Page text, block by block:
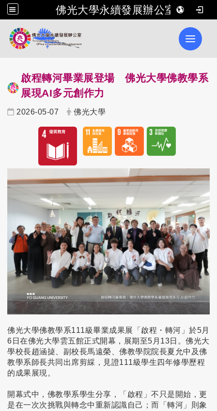
佛光大學永續發展辦公室
Toggle
啟程轉河畢業展登場 佛光大學佛教學系
展現AI多元創作力
2026-05-07 佛光大學
佛光大學佛教學系111級畢業成果展「啟程・轉河」於5月
6日在佛光大學雲五館正式開幕，展期至5月13日。佛光大
學校長趙涵㨗、副校長馬遠榮、佛教學院院長夏允中及佛
教學系師長共同出席剪綵，見證111級學生四年修學歷程
的成果展現。
開幕式中，佛教學系學生分享，「啟程」不只是開始，更
是在一次次挑戰與轉念中重新認識自己；而「轉河」則象